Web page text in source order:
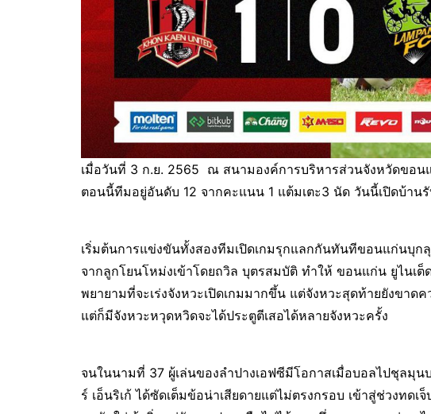
เมื่อวันที่ 3 ก.ย. 2565 ณ สนามองค์การบริหารส่วนจังหวัดขอน
ตอนนี้ทีมอยู่อันดับ 12 จากคะแนน 1 แต้มเตะ3 นัด วันนี้เปิดบ้า
เริ่มต้นการแข่งขันทั้งสองทีมเปิดเกมรุกแลกกันทันทีขอนแก่นบุก
จากลูกโยนโหม่งเข้าโดยถวิล บุตรสมบัติ ทำให้ ขอนแก่น ยูไนเ
พยายามที่จะเร่งจังหวะเปิดเกมมากขึ้น แต่จังหวะสุดท้ายยังขา
แต่ก็มีจังหวะหวุดหวิดจะได้ประตูตีเสอได้หลายจังหวะครั้ง
จนในนามที่ 37 ผู้เล่นของลำปางเอฟซีมีโอกาสเมื่อบอลไปชุลมุ
ร์ เอ็นริเก้ ได้ซัดเต็มข้อน่าเสียดายแต่ไม่ตรงกรอบ เข้าสู่ช่วงทดเ